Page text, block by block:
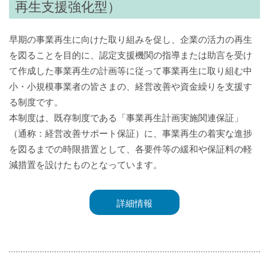
再生支援強化型）
早期の事業再生に向けた取り組みを促し、企業の活力の再生
を図ることを目的に、認定支援機関の指導または助言を受け
て作成した事業再生の計画等に従って事業再生に取り組む中
小・小規模事業者の皆さまの、経営改善や資金繰りを支援す
る制度です。
本制度は、既存制度である「事業再生計画実施関連保証」
（通称：経営改善サポート保証）に、事業再生の着実な進捗
を図るまでの時限措置として、各要件等の緩和や保証料の軽
減措置を設けたものとなっています。
詳細情報